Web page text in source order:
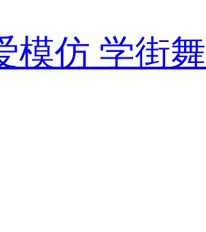
模仿 学街